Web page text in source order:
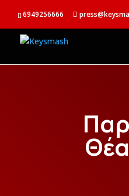
6949256666